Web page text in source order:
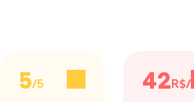
5/5 42R$/h